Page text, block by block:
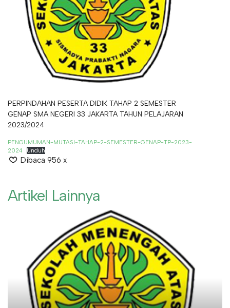
PERPINDAHAN PESERTA DIDIK TAHAP 2 SEMESTER
GENAP SMA NEGERI 33 JAKARTA TAHUN PELAJARAN
2023/2024
PENGUMUMAN-MUTASI-TAHAP-2-SEMESTER-GENAP-TP-2023-
2024
Unduh
Dibaca 956 x
Artikel Lainnya